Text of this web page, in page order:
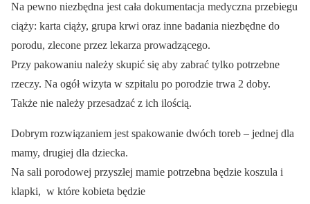
Na pewno niezbędna jest cała dokumentacja medyczna przebiegu
ciąży: karta ciąży, grupa krwi oraz inne badania niezbędne do
porodu, zlecone przez lekarza prowadzącego.
Przy pakowaniu należy skupić się aby zabrać tylko potrzebne
rzeczy. Na ogół wizyta w szpitalu po porodzie trwa 2 doby.
Także nie należy przesadzać z ich ilością.
Dobrym rozwiązaniem jest spakowanie dwóch toreb – jednej dla
mamy, drugiej dla dziecka.
Na sali porodowej przyszłej mamie potrzebna będzie koszula i
klapki, w które kobieta będzie